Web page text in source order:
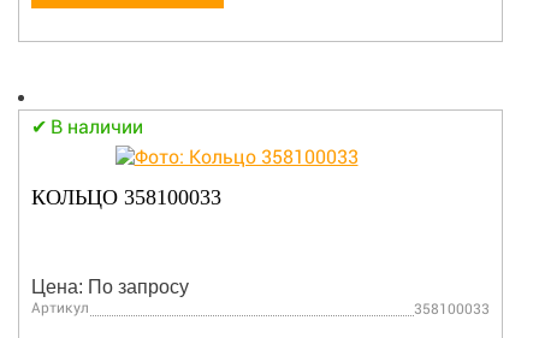
В наличии
КОЛЬЦО 358100033
Цена: По запросу
Артикул 358100033